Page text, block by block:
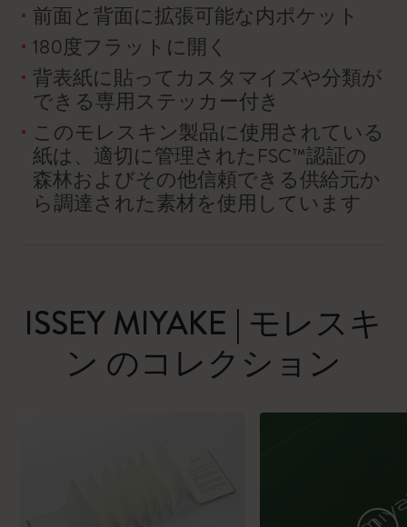
前面と背面に拡張可能な内ポケット
180度フラットに開く
背表紙に貼ってカスタマイズや分類が
できる専用ステッカー付き
このモレスキン製品に使用されている
紙は、適切に管理されたFSC™認証の
森林およびその他信頼できる供給元か
ら調達された素材を使用しています
ISSEY MIYAKE | モレスキ
ン のコレクション